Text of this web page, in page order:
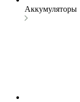
Аккумуляторы